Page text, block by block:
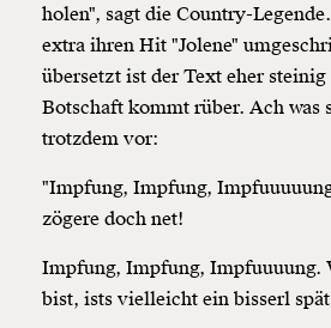
holen", sagt die Country-
extra ihren Hit "Jolene"
übersetzt ist der Text eher
Botschaft kommt rüber. Ach was
trotzdem vor:
"Impfung, Impfung,
zögere doch net!
Impfung, Impfung, Impfuuuung.
bist, ists vielleicht ein bisserl